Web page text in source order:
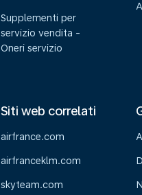
Supplementi per
servizio vendita -
Oneri servizio
Siti web correlati
airfrance.com
airfranceklm.com
skyteam.com